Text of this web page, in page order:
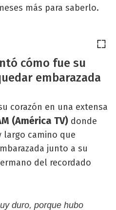
más para saberlo.
cómo fue su
embarazada
corazón en una extensa
(América TV) donde
camino que
junto a su
del recordado
duro, porque hubo